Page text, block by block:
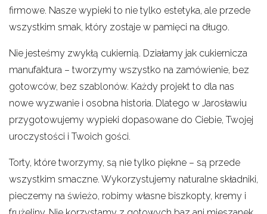
firmowe. Nasze wypieki to nie tylko estetyka, ale przede
wszystkim smak, który zostaje w pamięci na długo.
Nie jesteśmy zwykłą cukiernią. Działamy jak cukiernicza
manufaktura – tworzymy wszystko na zamówienie, bez
gotowców, bez szablonów. Każdy projekt to dla nas
nowe wyzwanie i osobna historia. Dlatego w Jarosławiu
przygotowujemy wypieki dopasowane do Ciebie, Twojej
uroczystości i Twoich gości.
Torty, które tworzymy, są nie tylko piękne – są przede
wszystkim smaczne. Wykorzystujemy naturalne składniki,
pieczemy na świeżo, robimy własne biszkopty, kremy i